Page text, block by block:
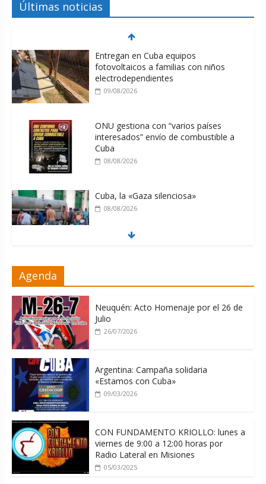
Últimas noticias
Entregan en Cuba equipos
fotovoltaicos a familias con niños
electrodependientes
09/08/2026
ONU gestiona con “varios países
interesados” envío de combustible a
Cuba
08/08/2026
Cuba, la «Gaza silenciosa»
08/08/2026
exportar ideas; es la historia la que
10/08/2026
Agenda
Neuquén: Acto Homenaje por el 26 de
Julio
26/07/2026
Argentina: Campaña solidaria
«Estamos con Cuba»
09/03/2026
CON FUNDAMENTO KRIOLLO: lunes a
viernes de 9:00 a 12:00 horas por
Radio Lateral en Misiones
05/03/2025